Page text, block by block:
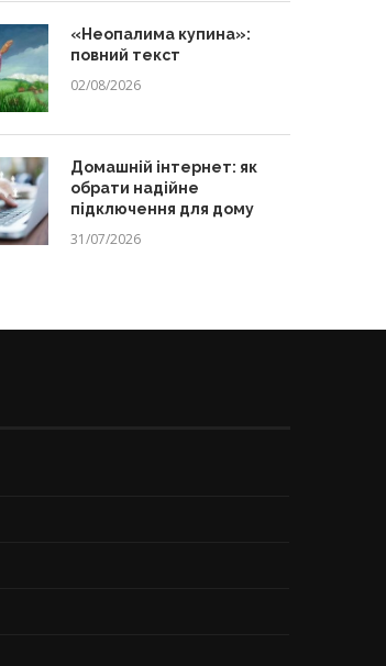
«Неопалима купина»:
повний текст
02/08/2026
Домашній інтернет: як
обрати надійне
підключення для дому
31/07/2026